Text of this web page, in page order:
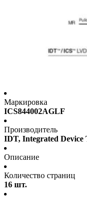
Маркировка
ICS844002AGLF
Производитель
IDT, Integrated Device
Описание
Количество страниц
16 шт.